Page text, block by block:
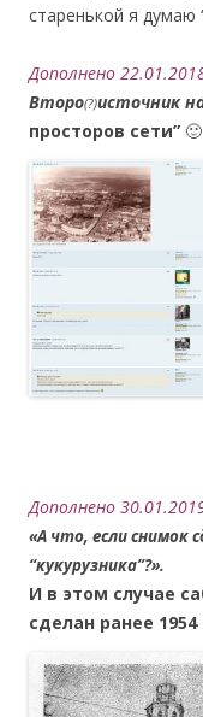
старенькой я думаю
Дополнено
Второ(?)источник
просторов сети” 🙂
Дополнено
«А что, если снимок
“кукурузника”?».
И в этом случае
сделан ранее 1954